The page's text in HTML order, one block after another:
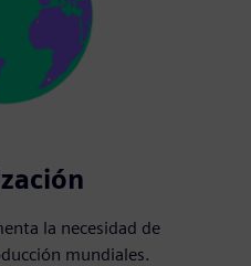
la necesidad de
mundiales.